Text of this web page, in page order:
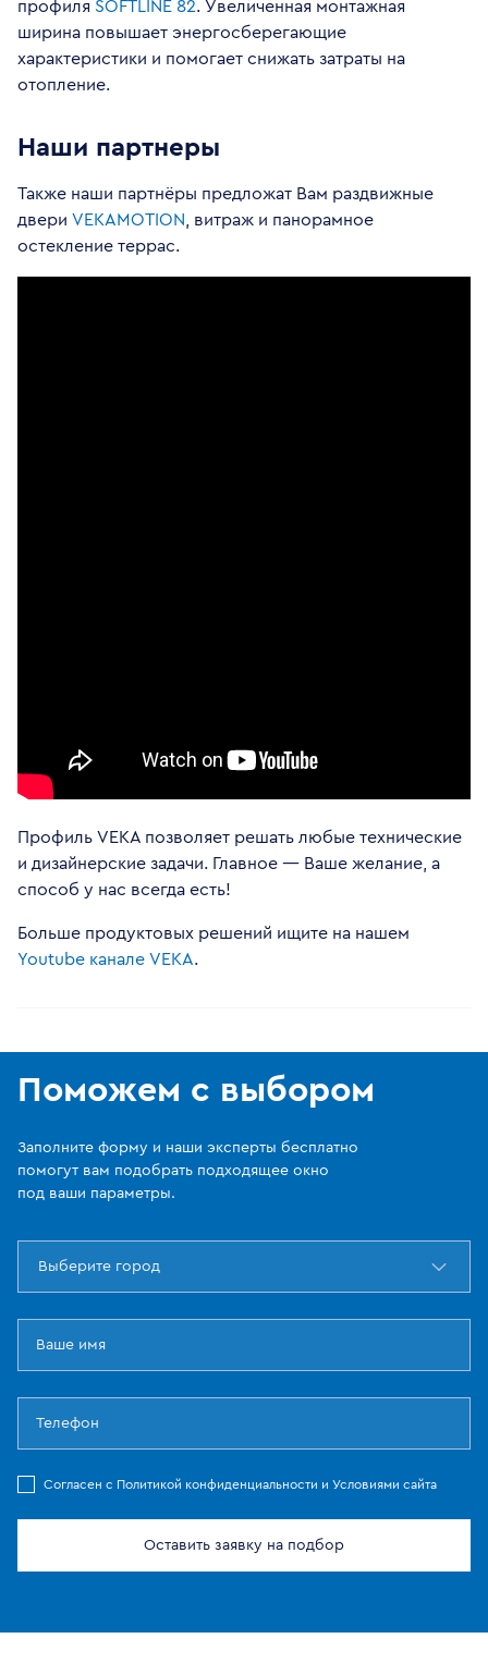
профиля SOFTLINE 82. Увеличенная монтажная
ширина повышает энергосберегающие
характеристики и помогает снижать затраты на
отопление.
Наши партнеры
Также наши партнёры предложат Вам раздвижные
двери VEKAMOTION
, витраж и панорамное
остекление террас.
Профиль VEKA позволяет решать любые технические
и дизайнерские задачи. Главное — Ваше желание, а
способ у нас всегда есть!
Больше продуктовых решений ищите на нашем
Youtube канале VEKA.
Поможем с выбором
Заполните форму и наши эксперты бесплатно
помогут вам подобрать подходящее окно
под ваши параметры.
Выберите город
Cогласен с Политикой конфиденциальности и Условиями сайта
Оставить заявку на подбор